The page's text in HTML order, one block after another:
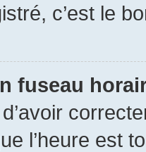
c’est le
fuseau
l’heure est